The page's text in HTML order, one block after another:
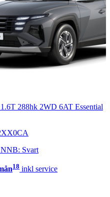
1.6T 288hk 2WD 6AT Essential
NNB: Svart
18 inkl service